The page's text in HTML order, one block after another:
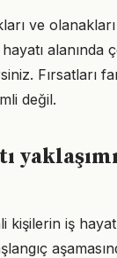
ve
alanında
Fırsatları
değil.
kişilerin iş